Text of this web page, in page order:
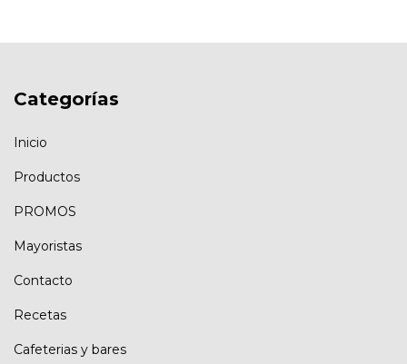
Categorías
Inicio
Productos
PROMOS
Mayoristas
Contacto
Recetas
Cafeterias y bares